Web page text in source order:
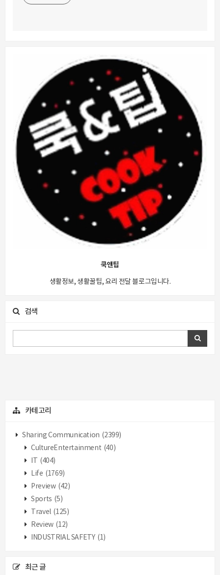
쿡앤팁
생활정보, 생활꿀팁, 요리 전달 블로그입니다.
검색
카테고리
Sharing Communication (2399)
CultureEntertainment (40)
(404)
Life (1769)
Preview (42)
Sports (5)
Travel (125)
Review (12)
INDUSTRIAL SAFETY (1)
최근 글